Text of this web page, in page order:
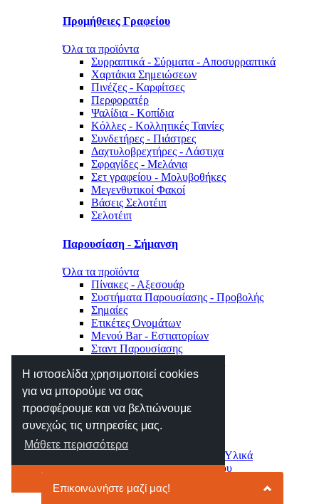
Η ιστοσελίδα χρησιμοποιεί cookies
για να μπορούμε να σας
προσφέρουμε και να βελτιώνουμε
συνεχώς τις υπηρεσίες μας.
Μάθετε περισσότερα
Προμήθειες Γραφείου
Όλα τα προϊόντα
Συρραπτικά - Σύρματα - Αποσυρραπτικά
Χαρτάκια Σημειώσεων
Πινέζες - Καρφίτσες
Περφορατέρ
Ψαλίδια - Κοπίδια
Κόλλες - Κολλητικές Ταινίες
Συνδετήρες - Πιάστρες
Δαχτυλοβρεχτήρες - Λάστιχα
Σφραγίδες - Μελάνια
Σετ γραφείου - Μολυβοθήκες
Μεγενθυτικοί Φακοί
Βάσεις Σελοτέιπ
Σελοτέιπ
Παρουσίαση - Σήμανση
Όλα τα προϊόντα
Πίνακες - Αξεσουάρ
Συστήματα Παρουσίασης - Προβολής
Σημαίες
Ετικέτες Ονομάτων
Μενού Bar - Εστιατορίων
Σταντ Παρουσίασης
Μηχανές Γραφείου
Όλα τα προϊόντα
Αριθμομηχανές
Ετικετογράφοι - Αναλώσιμα
Μηχανές Πλαστικοποίησης - Υλικά
Φωτιστικά - Ρολόγια Γραφείου
Συρτάρια - Συρταριέρες
Κλειδοθήκες - Γραμματοκιβώτια